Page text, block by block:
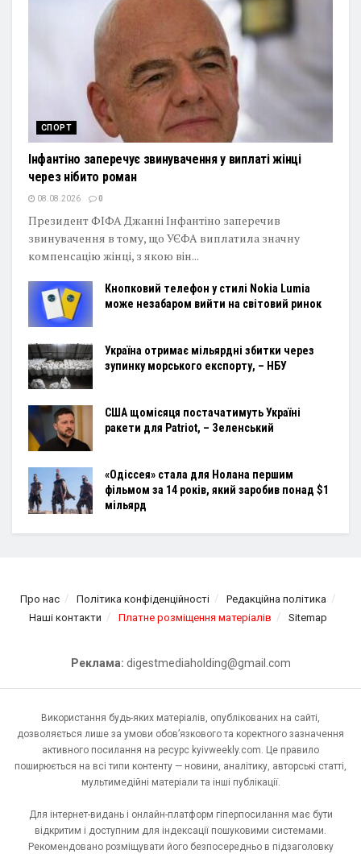
СПОРТ
Інфантіно заперечує звинувачення у виплаті жінці
через нібито роман
08.08.2026 0
Президент ФІФА Джанні Інфантіно заперечив
звинувачення в тому, що УЄФА виплатила значну
компенсацію жінці, з якою він...
Кнопковий телефон у стилі Nokia Lumia
може незабаром вийти на світовий ринок
Україна отримає мільярдні збитки через
зупинку морського експорту, – НБУ
США щомісяця постачатимуть Україні
ракети для Patriot, – Зеленський
«Одіссея» стала для Нолана першим
фільмом за 14 років, який заробив понад $1
мільярд
Про нас Політика конфіденційності
Редакційна політика
Наші контакти
Платне розміщення матеріалів Sitemap
Реклама: digestmediaholding@gmail.com
Використання будь-яких матеріалів, опублікованих на сайті,
дозволяється лише за умови обов’язкового та коректного зазначення
активного посилання на ресурс kyivweekly.com. Це правило
поширюється на всі типи контенту — новини, аналітику, авторські статті,
мультимедійні матеріали та інші публікації.
Для інтернет-видань і онлайн-платформ гіперпосилання має бути
відкритим і доступним для індексації пошуковими системами.
Рекомендовано розміщувати його безпосередньо в підзаголовку